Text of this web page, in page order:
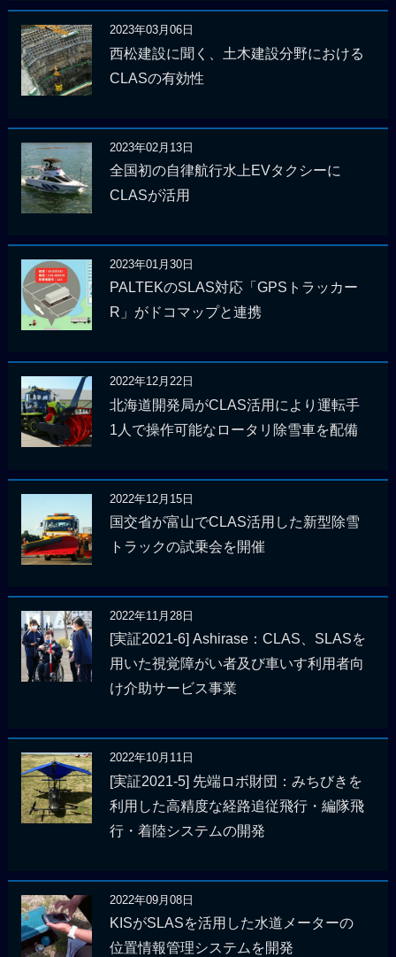
2023年03月06日
西松建設に聞く、土木建設分野における
CLASの有効性
2023年02月13日
全国初の自律航行水上EVタクシーに
CLASが活用
2023年01月30日
PALTEKのSLAS対応「GPSトラッカー
R」がドコマップと連携
2022年12月22日
北海道開発局がCLAS活用により運転手
1人で操作可能なロータリ除雪車を配備
2022年12月15日
国交省が富山でCLAS活用した新型除雪
トラックの試乗会を開催
2022年11月28日
[実証2021-6] Ashirase：CLAS、SLASを
用いた視覚障がい者及び車いす利用者向
け介助サービス事業
2022年10月11日
[実証2021-5] 先端ロボ財団：みちびきを
利用した高精度な経路追従飛行・編隊飛
行・着陸システムの開発
2022年09月08日
KISがSLASを活用した水道メーターの
位置情報管理システムを開発